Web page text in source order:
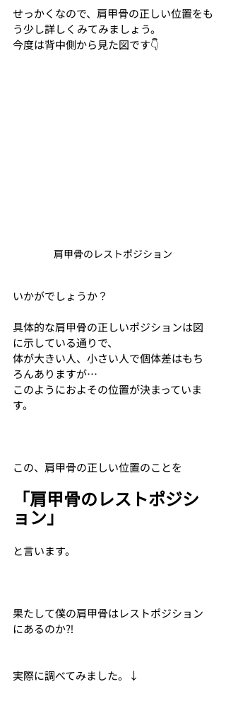
せっかくなので、肩甲骨の正しい位置をも
う少し詳しくみてみましょう。
今度は背中側から見た図です👇
肩甲骨のレストポジション
いかがでしょうか？
具体的な肩甲骨の正しいポジションは図
に示している通りで、
体が大きい人、小さい人で個体差はもち
ろんありますが…
このようにおよその位置が決まっていま
す。
この、肩甲骨の正しい位置のことを
「肩甲骨のレストポジシ
ョン」
と言います。
果たして僕の肩甲骨はレストポジション
にあるのか⁈
実際に調べてみました。↓